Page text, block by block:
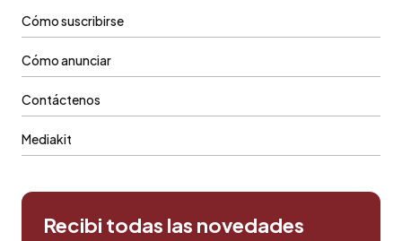
Cómo suscribirse
Cómo anunciar
Contáctenos
Mediakit
Recibi todas las novedades